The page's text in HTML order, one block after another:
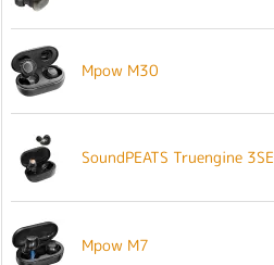
Mpow M30
SoundPEATS Truengine 3SE
Mpow M7